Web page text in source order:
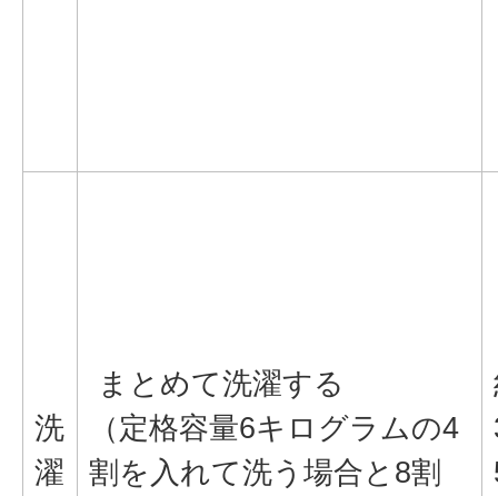
洗
濯
まとめて洗濯する
（定格容量6キログラムの4
割を入れて洗う場合と8割